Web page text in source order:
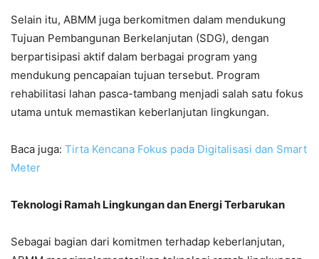
Selain itu, ABMM juga berkomitmen dalam mendukung
Tujuan Pembangunan Berkelanjutan (SDG), dengan
berpartisipasi aktif dalam berbagai program yang
mendukung pencapaian tujuan tersebut. Program
rehabilitasi lahan pasca-tambang menjadi salah satu fokus
utama untuk memastikan keberlanjutan lingkungan.
Baca juga: Tirta Kencana Fokus pada Digitalisasi dan Smart
Meter
Teknologi Ramah Lingkungan dan Energi Terbarukan
Sebagai bagian dari komitmen terhadap keberlanjutan,